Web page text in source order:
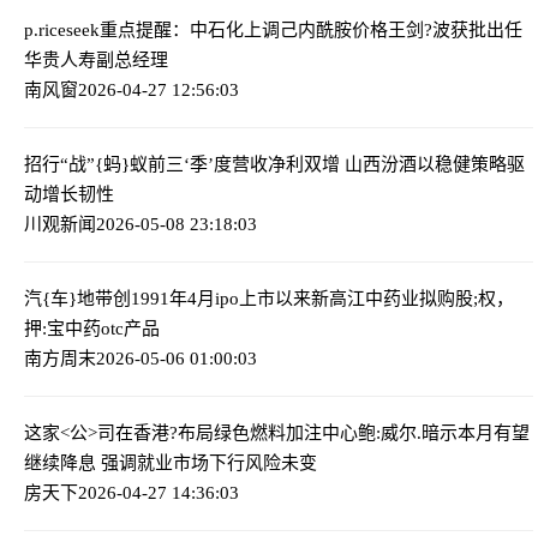
p.riceseek重点提醒：中石化上调己内酰胺价格王剑?波获批出任
华贵人寿副总经理
南风窗2026-04-27 12:56:03
招行“战”{蚂}蚁前三‘季’度营收净利双增 山西汾酒以稳健策略驱
动增长韧性
川观新闻2026-05-08 23:18:03
汽{车}地带创1991年4月ipo上市以来新高江中药业拟购股;权，
押:宝中药otc产品
南方周末2026-05-06 01:00:03
这家<公>司在香港?布局绿色燃料加注中心鲍:威尔.暗示本月有望
继续降息 强调就业市场下行风险未变
房天下2026-04-27 14:36:03